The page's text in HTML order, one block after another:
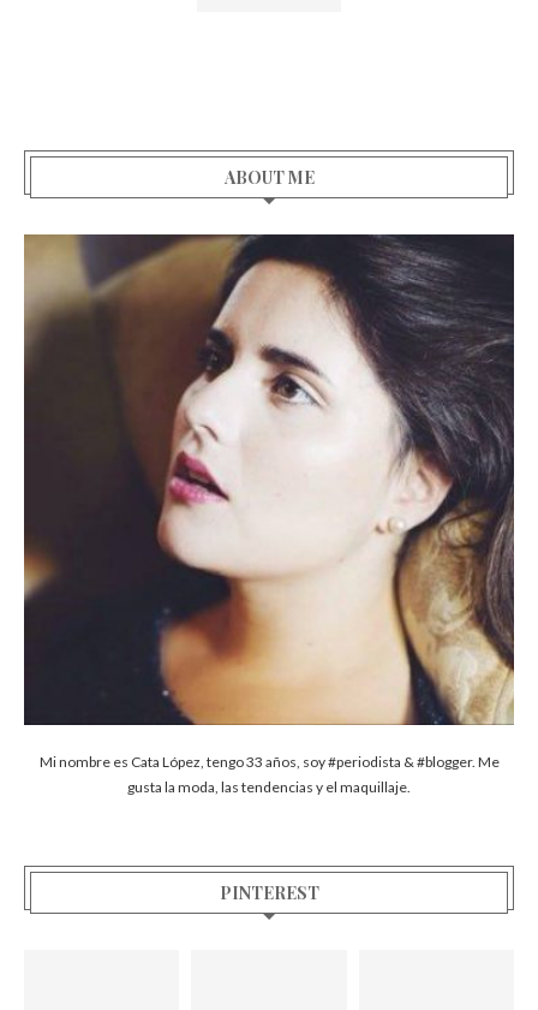
ABOUT ME
Mi nombre es Cata López, tengo 33 años, soy #periodista & #blogger. Me
gusta la moda, las tendencias y el maquillaje.
PINTEREST